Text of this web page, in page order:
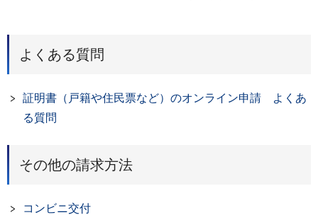
よくある質問
証明書（戸籍や住民票など）のオンライン申請 よくあ
る質問
その他の請求方法
コンビニ交付